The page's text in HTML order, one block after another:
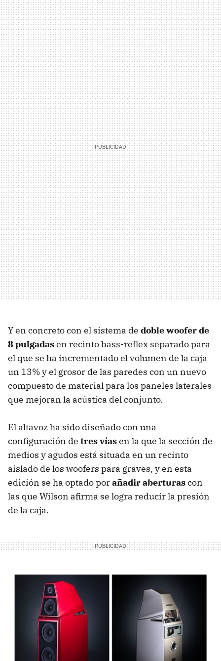
Y en concreto con el sistema de doble woofer de
8 pulgadasen recinto bass-reflex separado para
el que se ha incrementado el volumen de la caja
un 13% y el grosor de las paredes con un nuevo
compuesto de material para los paneles laterales
que mejoran la acústica del conjunto.
El altavoz ha sido diseñado con una
configuración de tres víasen la que la sección de
medios y agudos está situada en un recinto
aislado de los woofers para graves, y en esta
edición se ha optado porañadir aberturascon
las que Wilson afirma se logra reducir la presión
de la caja.